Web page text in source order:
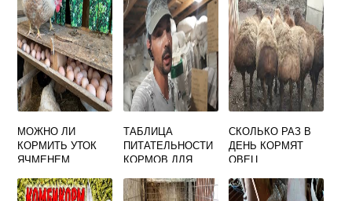
МОЖНО ЛИ
КОРМИТЬ УТОК
ЯЧМЕНЕМ
ТАБЛИЦА
ПИТАТЕЛЬНОСТИ
КОРМОВ ДЛЯ
СКОЛЬКО РАЗ В
ДЕНЬ КОРМЯТ
ОВЕЦ